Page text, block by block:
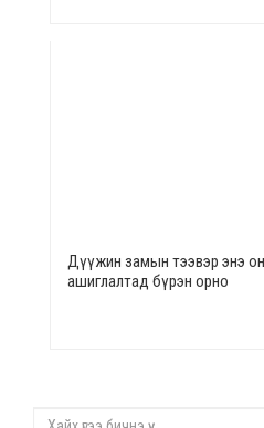
Дүүжин замын тээвэр энэ
ашиглалтад бүрэн орно